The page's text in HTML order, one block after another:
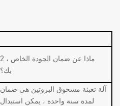
2 ، ماذا عن ضمان الجودة الخاص
بك؟
آلة تعبئة مسحوق البروتين هي ضمان
لمدة سنة واحدة ، يمكن استبدال